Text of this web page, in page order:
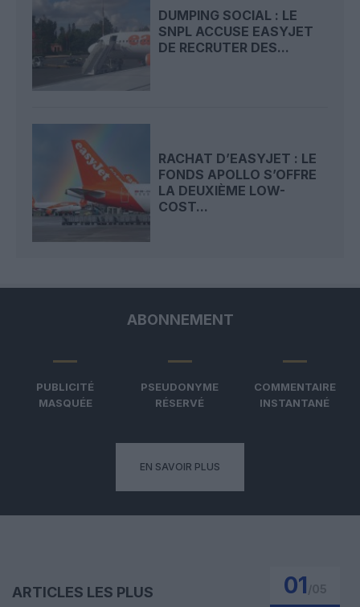
DUMPING SOCIAL : LE
SNPL ACCUSE EASYJET
DE RECRUTER DES...
RACHAT D’EASYJET : LE
FONDS APOLLO S’OFFRE
LA DEUXIÈME LOW-
COST...
ABONNEMENT
PUBLICITÉ
MASQUÉE
PSEUDONYME
RÉSERVÉ
COMMENTAIRE
INSTANTANÉ
EN SAVOIR PLUS
ARTICLES LES PLUS
01